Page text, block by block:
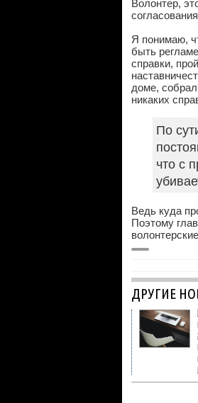
Волонтер,
Я понимаю,
быть
справки,
доме,
никаких
По
что с
Ведь куда
Поэтому
ДРУГИЕ